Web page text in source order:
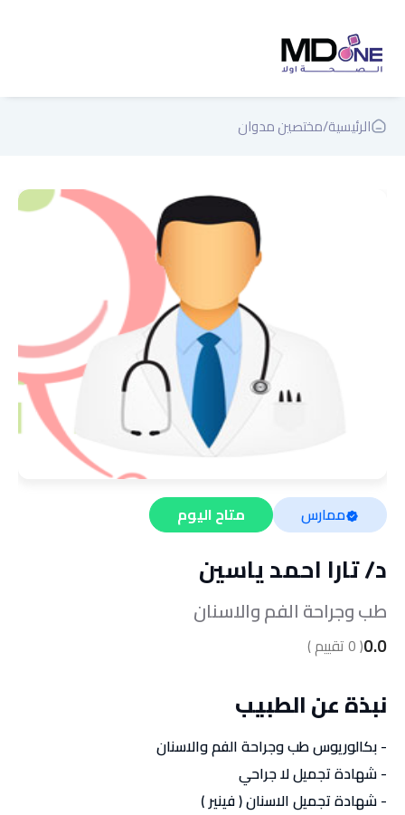
الرئيسية/مختصين مدوان
ممارس متاح اليوم
د/تارا احمد ياسين
طب وجراحة الفم والاسنان
0.0
(
0تقييم )
نبذة عن الطبيب
- بكالوريوس طب وجراحة الفم والاسنان
- شهادة تجميل لا جراحي
- شهادة تجميل الاسنان ( فينير )